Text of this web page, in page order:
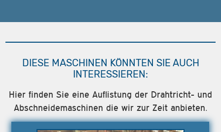
DIESE MASCHINEN KÖNNTEN SIE AUCH
INTERESSIEREN:
Hier finden Sie eine Auflistung der Drahtricht- und
Abschneidemaschinen die wir zur Zeit anbieten.